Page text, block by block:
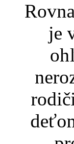
je